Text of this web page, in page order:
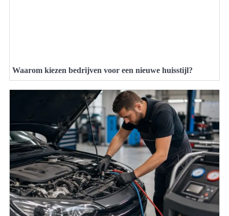
Waarom kiezen bedrijven voor een nieuwe huisstijl?